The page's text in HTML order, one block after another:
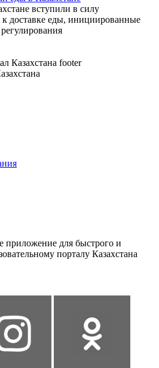
вступили в силу
доставке еды, инициированные
приложение для быстрого и
порталу Казахстана